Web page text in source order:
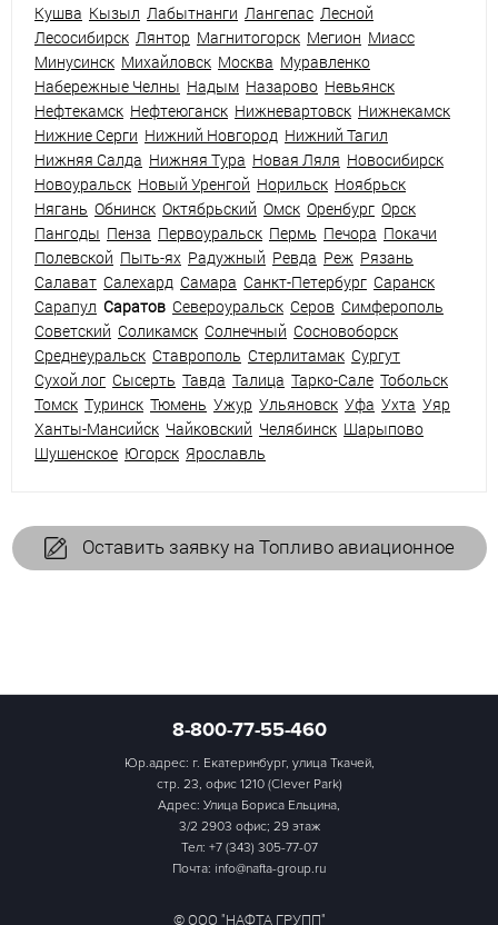
Кушва Кызыл Лабытнанги Лангепас Лесной
Лесосибирск Лянтор Магнитогорск Мегион Миасс
Минусинск Михайловск Москва Муравленко
Набережные Челны Надым Назарово Невьянск
Нефтекамск Нефтеюганск Нижневартовск Нижнекамск
Нижние Серги Нижний Новгород Нижний Тагил
Нижняя Салда Нижняя Тура Новая Ляля Новосибирск
Новоуральск Новый Уренгой Норильск Ноябрьск
Нягань Обнинск Октябрьский Омск Оренбург Орск
Пангоды Пенза Первоуральск Пермь Печора Покачи
Полевской Пыть-ях Радужный Ревда Реж Рязань
Салават Салехард Самара Санкт-Петербург Саранск
Сарапул Саратов Североуральск Серов Симферополь
Советский Соликамск Солнечный Сосновоборск
Среднеуральск Ставрополь Стерлитамак Сургут
Сухой лог Сысерть Тавда Талица Тарко-Сале Тобольск
Томск Туринск Тюмень Ужур Ульяновск Уфа Ухта Уяр
Ханты-Мансийск Чайковский Челябинск Шарыпово
Шушенское Югорск Ярославль
Оставить заявку на Топливо авиационное
8-800-77-55-460
Юр.адрес: г. Екатеринбург, улица Ткачей,
стр. 23, офис 1210 (Clever Park)
Адрес: Улица Бориса Ельцина,
3/2 2903 офис; 29 этаж
Тел: +7 (343) 305-77-07
Почта: info@nafta-group.ru
© ООО "НАФТА ГРУПП"